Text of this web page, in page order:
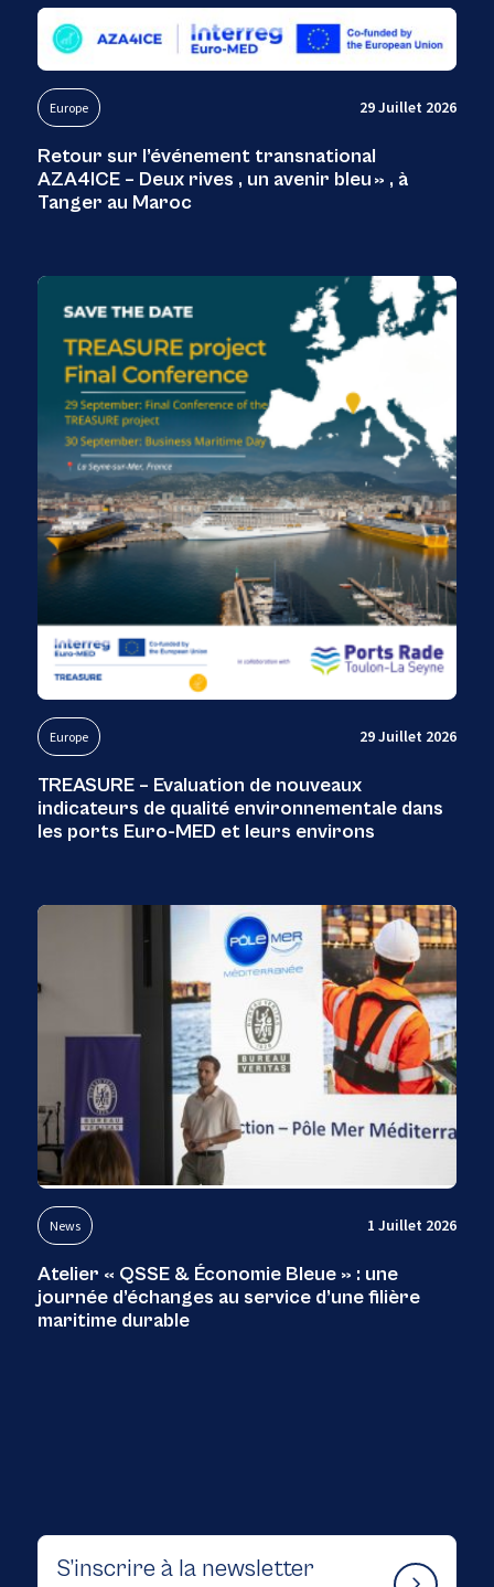
Europe 29 Juillet 2026
Retour sur l’événement transnational
AZA4ICE – Deux rives , un avenir bleu » , à
Tanger au Maroc
Europe 29 Juillet 2026
TREASURE – Evaluation de nouveaux
indicateurs de qualité environnementale dans
les ports Euro-MED et leurs environs
News 1 Juillet 2026
Atelier « QSSE & Économie Bleue » : une
journée d’échanges au service d’une filière
maritime durable
S’inscrire à la newsletter